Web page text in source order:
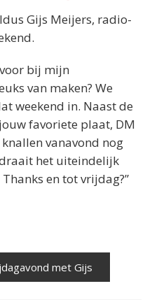
Gijs Meijers, radio-
bij mijn
van maken? We
weekend in. Naast de
favoriete plaat, DM
vanavond nog
het uiteindelijk
en tot vrijdag?”
met Gijs